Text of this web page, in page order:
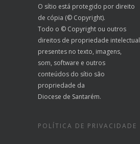
O sítio está protegido por direito
de cópia (© Copyright).
Todo o © Copyright ou outros
direitos de propriedade intelectual
presentes no texto, imagens,
som, software e outros
conteúdos do sítio são
propriedade da
Diocese de Santarém.
POLÍTICA DE PRIVACIDADE